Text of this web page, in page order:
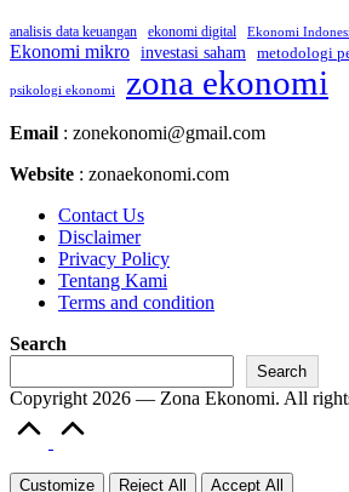
analisis data keuangan ekonomi digital Ekonomi
Ekonomi mikro investasi saham metodologi
psikologi ekonomi zona ekonomi
Email : zonekonomi@gmail.com
Website : zonaekonomi.com
Contact Us
Disclaimer
Privacy Policy
Tentang Kami
Terms and condition
Search
Search
Copyright 2026 — Zona Ekonomi. All
Customize Reject All Accept All